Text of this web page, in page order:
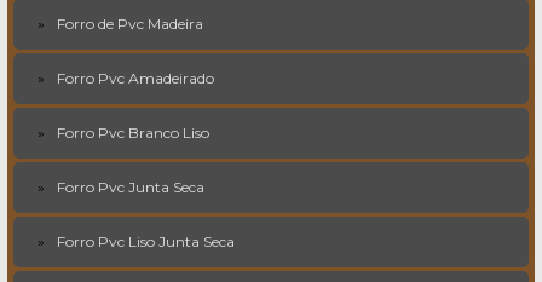
Forro de Pvc Madeira
Forro Pvc Amadeirado
Forro Pvc Branco Liso
Forro Pvc Junta Seca
Forro Pvc Liso Junta Seca